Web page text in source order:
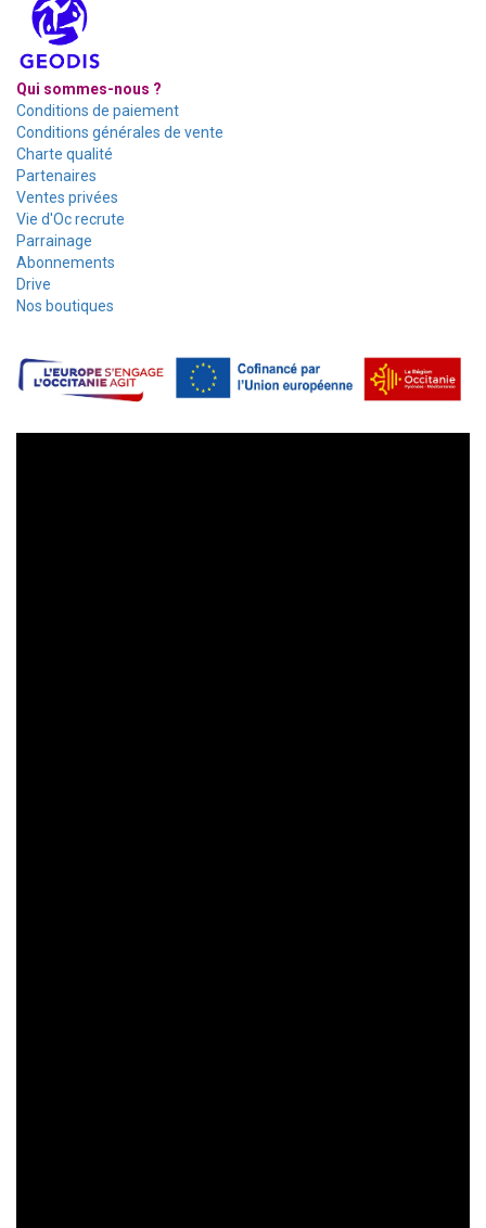
Qui sommes-nous ?
Conditions de paiement
Conditions générales de vente
Charte qualité
Partenaires
Ventes privées
Vie d'Oc recrute
Parrainage
Abonnements
Drive
Nos boutiques